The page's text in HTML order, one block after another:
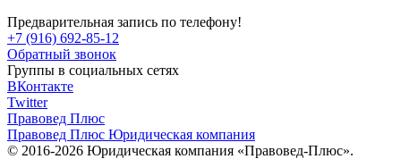
Предварительная запись по телефону!
+7 (916) 692-85-12
Обратный звонок
Группы в социальных сетях
ВКонтакте
Twitter
Правовед Плюс
Правовед Плюс Юридическая компания
© 2016-2026 Юридическая компания «Правовед-Плюс».